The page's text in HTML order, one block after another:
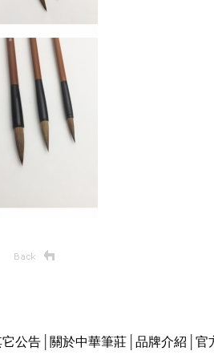
公告│ 關於中華筆莊│ 品牌介紹 官